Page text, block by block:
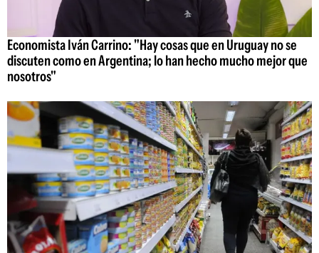
Economista Iván Carrino: "Hay cosas que en Uruguay no se
discuten como en Argentina; lo han hecho mucho mejor que
nosotros"